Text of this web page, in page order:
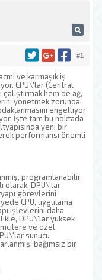
#1
ve karmaşık iş
CPU\'lar (Central
hem de ağ,
yönetmek zorunda
engelliyor
İşte tam bu noktada
yeni bir
performansı önemli
programlanabilir
olarak, DPU\'lar
görevlerini
CPU, uygulama
işlevlerini daha
DPU\'lar yüksek
ve özel
sunucu
bağımsız bir